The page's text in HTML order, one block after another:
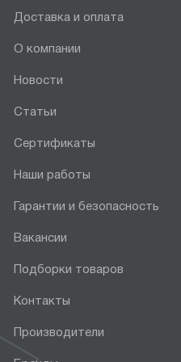
Доставка и оплата
О компании
Новости
Статьи
Сертификаты
Наши работы
Гарантии и безопасность
Вакансии
Подборки товаров
Контакты
Производители